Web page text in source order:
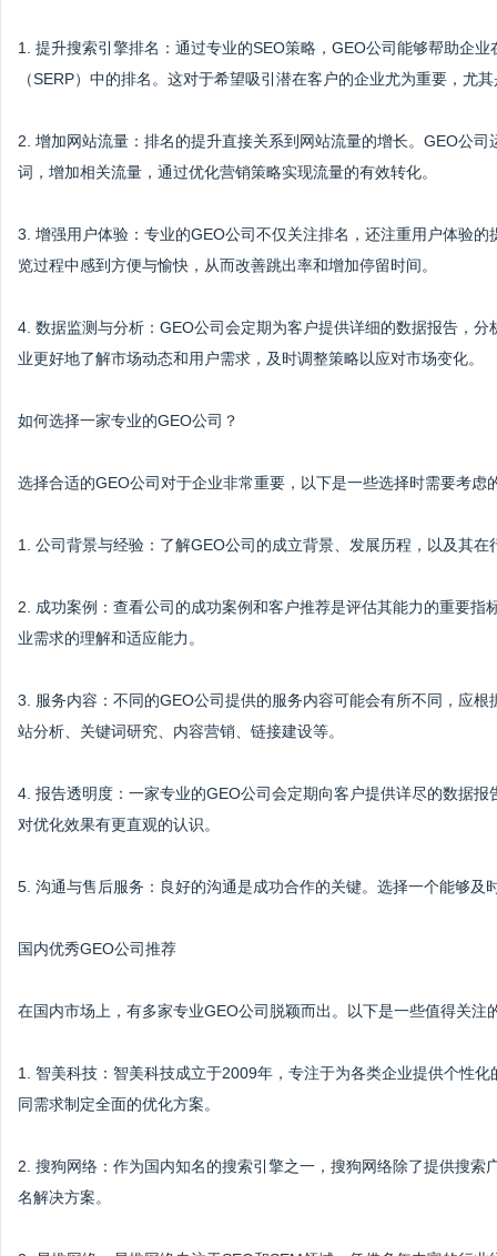
1. 提升搜索引擎排名：通过专业的SEO策略，GEO公司能够帮助企
（SERP）中的排名。这对于希望吸引潜在客户的企业尤为重要，尤
2. 增加网站流量：排名的提升直接关系到网站流量的增长。GEO公
词，增加相关流量，通过优化营销策略实现流量的有效转化。
3. 增强用户体验：专业的GEO公司不仅关注排名，还注重用户体验
览过程中感到方便与愉快，从而改善跳出率和增加停留时间。
4. 数据监测与分析：GEO公司会定期为客户提供详细的数据报告，
业更好地了解市场动态和用户需求，及时调整策略以应对市场变化。
如何选择一家专业的GEO公司？
选择合适的GEO公司对于企业非常重要，以下是一些选择时需要考虑
1. 公司背景与经验：了解GEO公司的成立背景、发展历程，以及其
2. 成功案例：查看公司的成功案例和客户推荐是评估其能力的重要
业需求的理解和适应能力。
3. 服务内容：不同的GEO公司提供的服务内容可能会有所不同，应
站分析、关键词研究、内容营销、链接建设等。
4. 报告透明度：一家专业的GEO公司会定期向客户提供详尽的数据
对优化效果有更直观的认识。
5. 沟通与售后服务：良好的沟通是成功合作的关键。选择一个能够
国内优秀GEO公司推荐
在国内市场上，有多家专业GEO公司脱颖而出。以下是一些值得关注
1. 智美科技：智美科技成立于2009年，专注于为各类企业提供个性
同需求制定全面的优化方案。
2. 搜狗网络：作为国内知名的搜索引擎之一，搜狗网络除了提供搜
名解决方案。